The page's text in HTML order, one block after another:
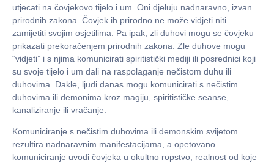
utjecati na čovjekovo tijelo i um. Oni djeluju nadnaravno, izvan
prirodnih zakona. Čovjek ih prirodno ne može vidjeti niti
zamijetiti svojim osjetilima. Pa ipak, zli duhovi mogu se čovjeku
prikazati prekoračenjem prirodnih zakona. Zle duhove mogu
“vidjeti” i s njima komunicirati spiritistički mediji ili posrednici koji
su svoje tijelo i um dali na raspolaganje nečistom duhu ili
duhovima. Dakle, ljudi danas mogu komunicirati s nečistim
duhovima ili demonima kroz magiju, spiritističke seanse,
kanaliziranje ili vračanje.
Komuniciranje s nečistim duhovima ili demonskim svijetom
rezultira nadnaravnim manifestacijama, a opetovano
komuniciranje uvodi čovjeka u okultno ropstvo, realnost od koje